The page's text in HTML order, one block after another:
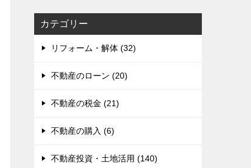
カテゴリー
リフォーム・解体 (32)
不動産のローン (20)
不動産の税金 (21)
不動産の購入 (6)
不動産投資・土地活用 (140)